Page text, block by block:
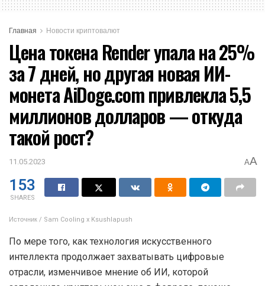
Главная Новости криптовалют
Цена токена Render упала на 25%
за 7 дней, но другая новая ИИ-
монета AiDoge.com привлекла 5,5
миллионов долларов — откуда
такой рост?
11.05.2023 AA
153
SHARES
Источник / Sam Cooling x Ksushlapush
По мере того, как технология искусственного
интеллекта продолжает захватывать цифровые
отрасли, изменчивое мнение об ИИ, которой